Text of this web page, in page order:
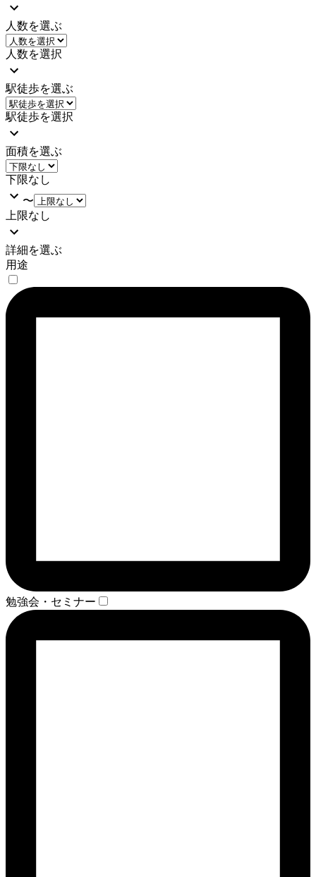
人数を選ぶ
人数を選択
駅徒歩を選ぶ
駅徒歩を選択
面積を選ぶ
下限なし
〜
上限なし
詳細を選ぶ
用途
勉強会・セミナー